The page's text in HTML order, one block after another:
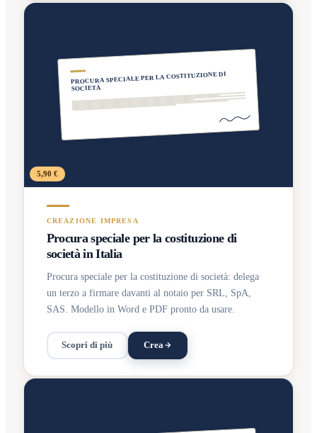
PROCURA SPECIALE PER LA COSTITUZIONE DI
SOCIETÀ
5,90 €
CREAZIONE IMPRESA
Procura speciale per la costituzione di
società in Italia
Procura speciale per la costituzione di società: delega
un terzo a firmare davanti al notaio per SRL, SpA,
SAS. Modello in Word e PDF pronto da usare.
Scopri di più Crea